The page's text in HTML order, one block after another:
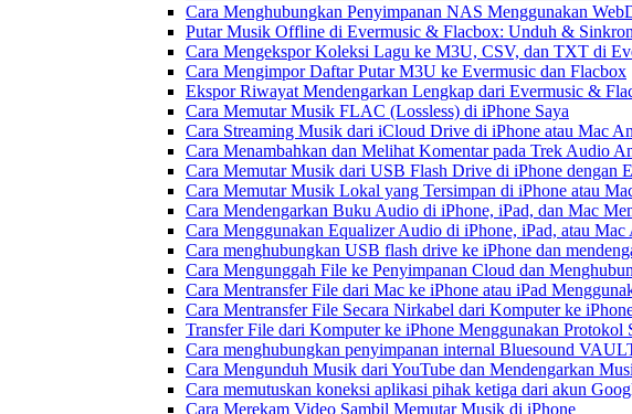
Cara Menghubungkan Penyimpanan NAS Menggunakan
Putar Musik Offline di Evermusic & Flacbox: Unduh &
Cara Mengekspor Koleksi Lagu ke M3U, CSV, dan TXT di
Cara Mengimpor Daftar Putar M3U ke Evermusic dan Flacbox
Ekspor Riwayat Mendengarkan Lengkap dari Evermusic &
Cara Memutar Musik FLAC (Lossless) di iPhone Saya
Cara Streaming Musik dari iCloud Drive di iPhone atau Mac
Cara Menambahkan dan Melihat Komentar pada Trek Audio
Cara Memutar Musik dari USB Flash Drive di iPhone dengan
Cara Memutar Musik Lokal yang Tersimpan di iPhone atau
Cara Mendengarkan Buku Audio di iPhone, iPad, dan Mac
Cara Menggunakan Equalizer Audio di iPhone, iPad, atau
Cara menghubungkan USB flash drive ke iPhone dan
Cara Mengunggah File ke Penyimpanan Cloud dan
Cara Mentransfer File dari Mac ke iPhone atau iPad
Cara Mentransfer File Secara Nirkabel dari Komputer ke
Transfer File dari Komputer ke iPhone Menggunakan Protokol
Cara menghubungkan penyimpanan internal Bluesound
Cara Mengunduh Musik dari YouTube dan Mendengarkan
Cara memutuskan koneksi aplikasi pihak ketiga dari akun
Cara Merekam Video Sambil Memutar Musik di iPhone